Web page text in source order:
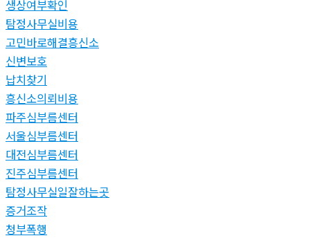
생상여부확인
탐정사무실비용
고민바로해결흥신소
신변보호
납치찾기
흥신소의뢰비용
파주심부름센터
서울심부름센터
대전심부름센터
진주심부름센터
탐정사무실일잘하는곳
증거조작
청부폭행